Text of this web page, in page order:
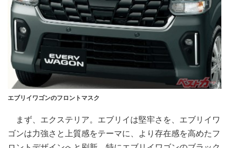
エブリイワゴンのフロントマスク
まず、エクステリア。エブリイは堅牢さを、エブリイワ
ゴンは力強さと上質感をテーマに、より存在感を高めたフ